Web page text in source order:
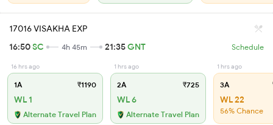
17016 VISAKHA EXP
16:50SC 4h 45m 21:35GNT Schedule
16 hrs ago
1A ₹1190
WL 1
Alternate Travel Plan
1 hrs ago
2A ₹725
WL 6
Alternate Travel Plan
1 hrs ago
3A
WL 22
56% Chance